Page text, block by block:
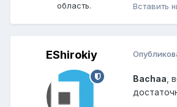
область.
Вставить
EShirokiy
Bachaa ,